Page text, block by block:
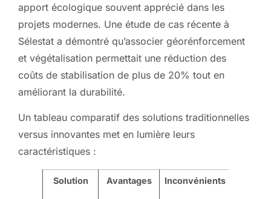
apport écologique souvent apprécié dans les
projets modernes. Une étude de cas récente à
Sélestat a démontré qu’associer géorénforcement
et végétalisation permettait une réduction des
coûts de stabilisation de plus de 20% tout en
améliorant la durabilité.
Un tableau comparatif des solutions traditionnelles
versus innovantes met en lumière leurs
caractéristiques :
Solution Avantages Inconvénients